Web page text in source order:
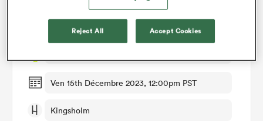
Gloucester v Clermont
Ven 15th Décembre 2023, 12:00pm PST
Kingsholm
Reject All Accept Cookies